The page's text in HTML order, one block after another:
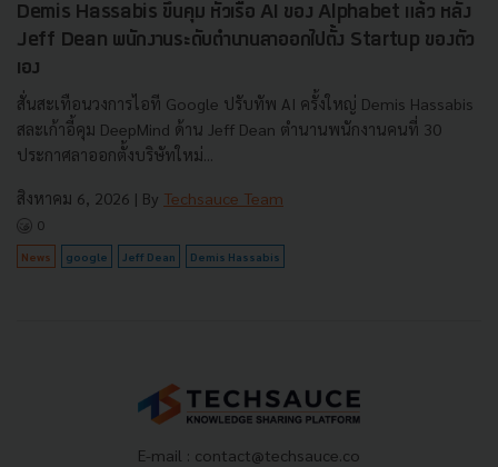
Demis Hassabis ขึ้นคุม หัวเรือ AI ของ Alphabet แล้ว หลัง
Jeff Dean พนักงานระดับตำนานลาออกไปตั้ง Startup ของตัว
เอง
สั่นสะเทือนวงการไอที Google ปรับทัพ AI ครั้งใหญ่ Demis Hassabis
สละเก้าอี้คุม DeepMind ด้าน Jeff Dean ตำนานพนักงานคนที่ 30
ประกาศลาออกตั้งบริษัทใหม่...
สิงหาคม 6, 2026 | By Techsauce Team
0
News google Jeff Dean Demis Hassabis
E-mail : contact@techsauce.co